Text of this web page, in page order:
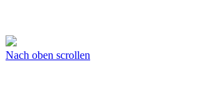
Nach oben scrollen